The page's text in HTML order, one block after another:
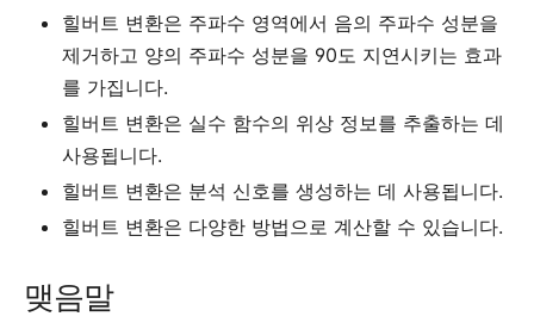
힐버트 변환은 주파수 영역에서 음의 주파수 성분을
제거하고 양의 주파수 성분을 90도 지연시키는 효과
를 가집니다.
힐버트 변환은 실수 함수의 위상 정보를 추출하는 데
사용됩니다.
힐버트 변환은 분석 신호를 생성하는 데 사용됩니다.
힐버트 변환은 다양한 방법으로 계산할 수 있습니다.
맺음말